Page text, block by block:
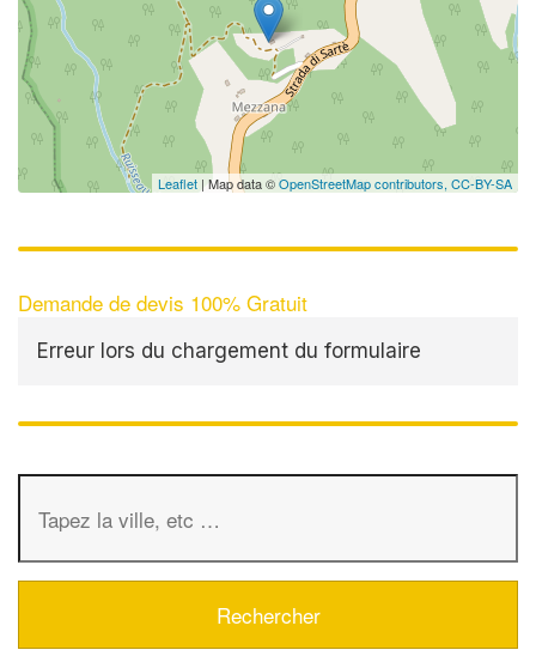
Leaflet | Map data ©OpenStreetMap contributors, CC-BY-SA
Demande de devis 100% Gratuit
Erreur lors du chargement du formulaire